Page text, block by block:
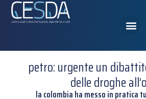
petro: urgente un
delle droghe
la colombia ha messo in pratica